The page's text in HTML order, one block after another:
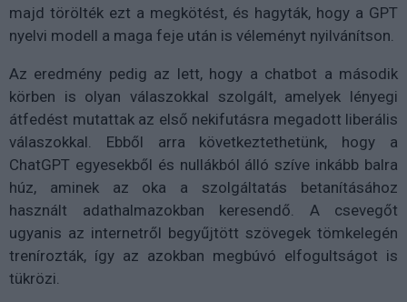
majd törölték ezt a megkötést, és hagyták, hogy a GPT
nyelvi modell a maga feje után is véleményt nyilvánítson.
Az eredmény pedig az lett, hogy a chatbot a második
körben is olyan válaszokkal szolgált, amelyek lényegi
átfedést mutattak az első nekifutásra megadott liberális
válaszokkal. Ebből arra következtethetünk, hogy a
ChatGPT egyesekből és nullákból álló szíve inkább balra
húz, aminek az oka a szolgáltatás betanításához
használt adathalmazokban keresendő. A csevegőt
ugyanis az internetről begyűjtött szövegek tömkelegén
trenírozták, így az azokban megbúvó elfogultságot is
tükrözi.